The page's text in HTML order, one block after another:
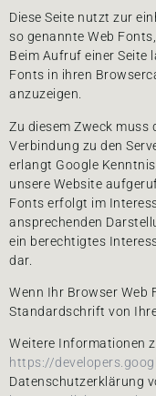
Diese Seite nutzt zur
so genannte Web
Beim Aufruf einer Seite
Fonts in ihren
anzuzeigen.
Zu diesem Zweck muss
Verbindung zu den
erlangt Google
unsere Website
Fonts erfolgt im
ansprechenden
ein berechtigtes
dar.
Wenn Ihr Browser
Standardschrift von
Weitere Informationen
https://
Datenschutzerklärung